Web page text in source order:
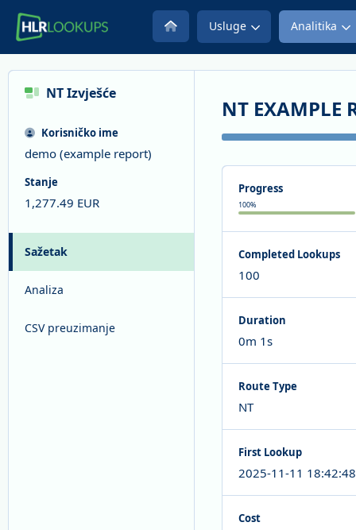
Usluge Analitika
NTIzvješće
Korisničko ime
demo (example report)
Stanje
1,277.49 EUR
Sažetak
Analiza
CSV preuzimanje
NT EXAMPLE
Progress
100%
Completed Lookups
100
Duration
0m 1s
Route Type
NT
First Lookup
2025-11-11 18:42:48
Cost